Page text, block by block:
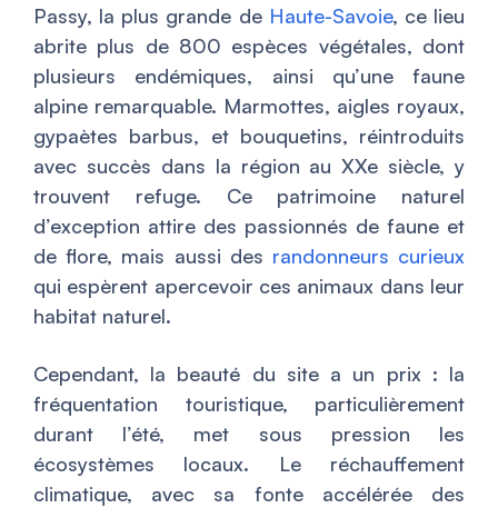
Passy, la plus grande de Haute-Savoie, ce lieu
abrite plus de 800 espèces végétales, dont
plusieurs endémiques, ainsi qu’une faune
alpine remarquable. Marmottes, aigles royaux,
gypaètes barbus, et bouquetins, réintroduits
avec succès dans la région au XXe siècle, y
trouvent refuge. Ce patrimoine naturel
d’exception attire des passionnés de faune et
de flore, mais aussi des randonneurs curieux
qui espèrent apercevoir ces animaux dans leur
habitat naturel.
Cependant, la beauté du site a un prix : la
fréquentation touristique, particulièrement
durant l’été, met sous pression les
écosystèmes locaux. Le réchauffement
climatique, avec sa fonte accélérée des